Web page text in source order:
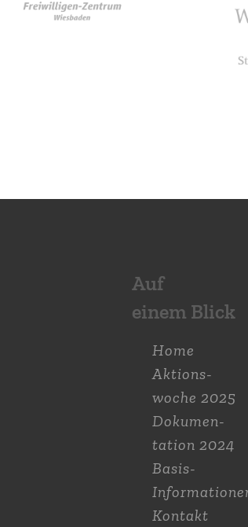
Auf
einem Blick
Home
Aktions­
woche 2025
Dokumen­
tation 2024
Basis-
Kontakt